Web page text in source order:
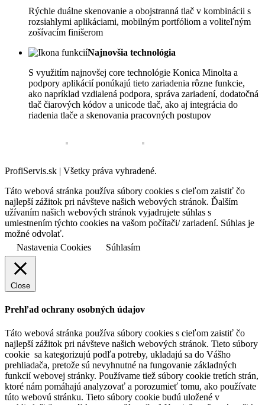
Rýchle duálne skenovanie a obojstranná tlač v kombinácii s
rozsiahlymi aplikáciami, mobilným portfóliom a voliteľným
zošívacím finišerom
Najnovšia technológia
S využitím najnovšej core technológie Konica Minolta a
podpory aplikácií ponúkajú tieto zariadenia rôzne funkcie,
ako napríklad vzdialená podpora, správa zariadení, dodatočná
tlač čiarových kódov a unicode tlač, ako aj integrácia do
riadenia tlače a skenovania pracovných postupov
ProfiServis.sk | Všetky práva vyhradené.
Táto webová stránka používa súbory cookies s cieľom zaistiť čo
najlepší zážitok pri návšteve našich webových stránok. Ďalším
užívaním našich webových stránok vyjadrujete súhlas s
umiestnením týchto cookies na vašom počítači/ zariadení. Súhlas je
možné odvolať.
Nastavenia Cookies
Súhlasím
Close
Prehľad ochrany osobných údajov
Táto webová stránka používa súbory cookies s cieľom zaistiť čo
najlepší zážitok pri návšteve našich webových stránok. Tieto súbory
cookie sa kategorizujú podľa potreby, ukladajú sa do Vášho
prehliadača, pretože sú nevyhnutné na fungovanie základných
funkcií webovej stránky. Používame tiež súbory cookie tretích strán,
ktoré nám pomáhajú analyzovať a porozumieť tomu, ako používate
túto webovú stránku. Tieto súbory cookie budú uložené v